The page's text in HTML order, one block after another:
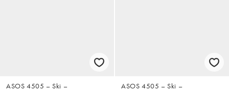
ASOS 4505 – Ski –
ASOS 4505 – Ski –